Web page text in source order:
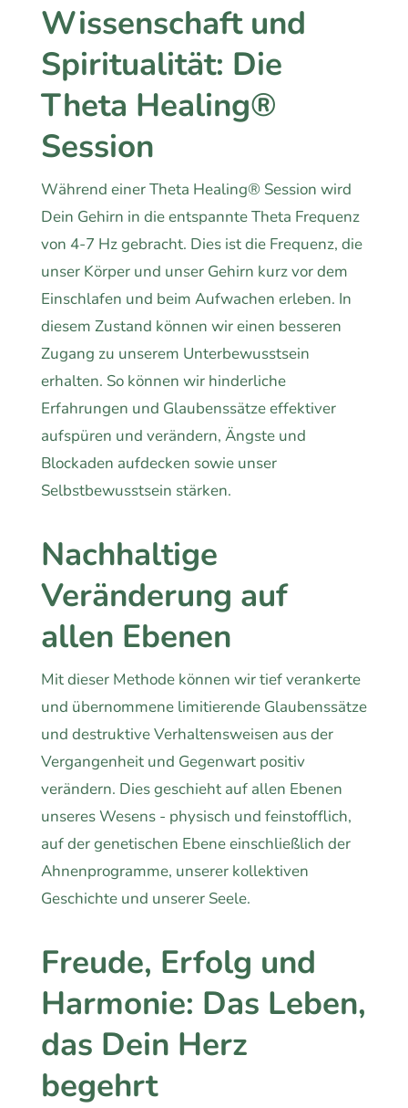
Wissenschaft und
Spiritualität: Die
Theta Healing®
Session
Während einer Theta Healing® Session wird
Dein Gehirn in die entspannte Theta Frequenz
von 4-7 Hz gebracht. Dies ist die Frequenz, die
unser Körper und unser Gehirn kurz vor dem
Einschlafen und beim Aufwachen erleben. In
diesem Zustand können wir einen besseren
Zugang zu unserem Unterbewusstsein
erhalten. So können wir hinderliche
Erfahrungen und Glaubenssätze effektiver
aufspüren und verändern, Ängste und
Blockaden aufdecken sowie unser
Selbstbewusstsein stärken.
Nachhaltige
Veränderung auf
allen Ebenen
Mit dieser Methode können wir tief verankerte
und übernommene limitierende Glaubenssätze
und destruktive Verhaltensweisen aus der
Vergangenheit und Gegenwart positiv
verändern. Dies geschieht auf allen Ebenen
unseres Wesens - physisch und feinstofflich,
auf der genetischen Ebene einschließlich der
Ahnenprogramme, unserer kollektiven
Geschichte und unserer Seele.
Freude, Erfolg und
Harmonie: Das Leben,
das Dein Herz
begehrt